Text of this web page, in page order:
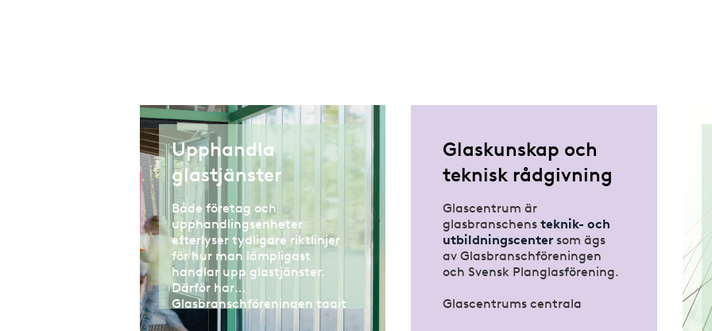
Upphandla
glastjänster
Både företag och
upphandlingsenheter
efterlyser tydligare riktlinjer
för hur man lämpligast
handlar upp glastjänster.
Därför har
Glasbranschföreningen tagit
fram en rekommendation för
Glaskunskap och
teknisk rådgivning
Glascentrum är
glasbranschensteknik- och
utbildningscenter som ägs
av Glasbranschföreningen
och Svensk Planglasförening.
Glascentrums centrala